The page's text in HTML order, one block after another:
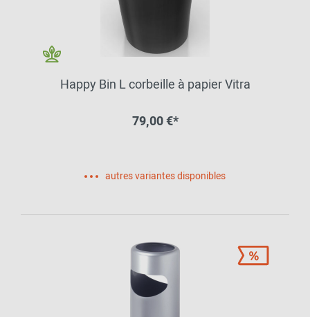
Happy Bin L corbeille à papier Vitra
79,00 €*
autres variantes disponibles